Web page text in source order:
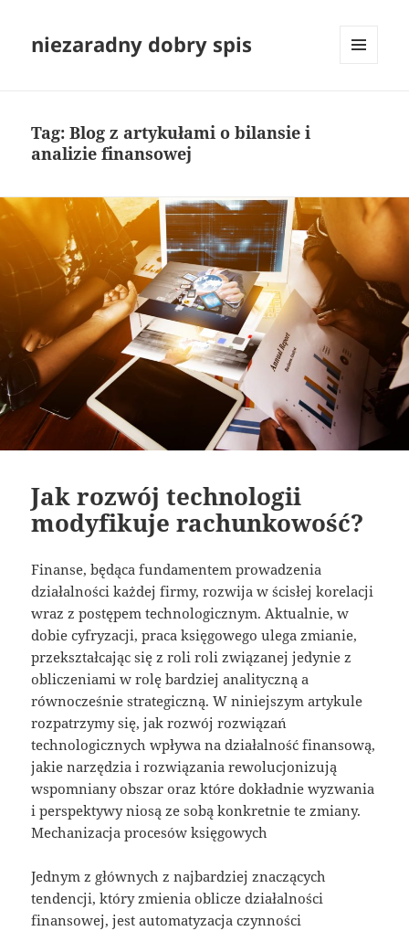
niezaradny dobry spis
Tag:Blog z artykułami o bilansie i
analizie finansowej
Jak rozwój technologii
modyfikuje rachunkowość?
Finanse, będąca fundamentem prowadzenia
działalności każdej firmy, rozwija w ścisłej korelacji
wraz z postępem technologicznym. Aktualnie, w
dobie cyfryzacji, praca księgowego ulega zmianie,
przekształcając się z roli roli związanej jedynie z
obliczeniami w rolę bardziej analityczną a
równocześnie strategiczną. W niniejszym artykule
rozpatrzymy się, jak rozwój rozwiązań
technologicznych wpływa na działalność finansową,
jakie narzędzia i rozwiązania rewolucjonizują
wspomniany obszar oraz które dokładnie wyzwania
i perspektywy niosą ze sobą konkretnie te zmiany.
Mechanizacja procesów księgowych
Jednym z głównych z najbardziej znaczących
tendencji, który zmienia oblicze działalności
finansowej, jest automatyzacja czynności